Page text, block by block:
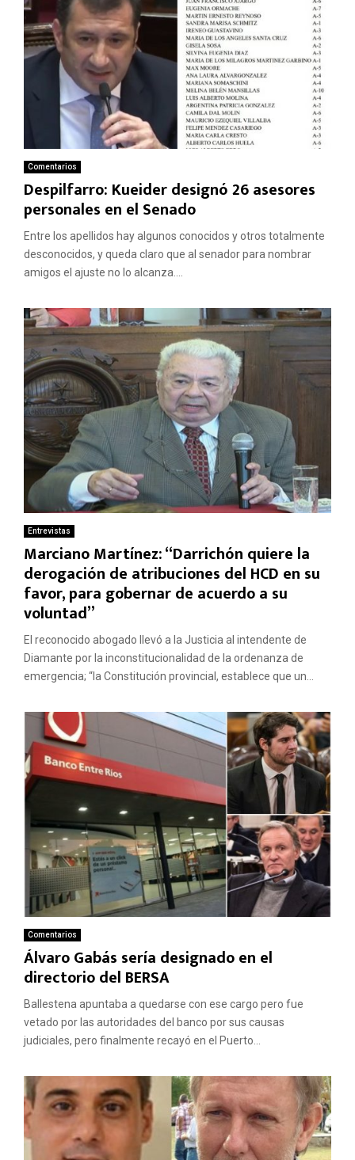
Comentarios
Despilfarro: Kueider designó 26 asesores
personales en el Senado
Entre los apellidos hay algunos conocidos y otros totalmente
desconocidos, y queda claro que al senador para nombrar
amigos el ajuste no lo alcanza....
Entrevistas
Marciano Martínez: “Darrichón quiere la
derogación de atribuciones del HCD en su
favor, para gobernar de acuerdo a su
voluntad”
El reconocido abogado llevó a la Justicia al intendente de
Diamante por la inconstitucionalidad de la ordenanza de
emergencia; “la Constitución provincial, establece que un...
Comentarios
Álvaro Gabás sería designado en el
directorio del BERSA
Ballestena apuntaba a quedarse con ese cargo pero fue
vetado por las autoridades del banco por sus causas
judiciales, pero finalmente recayó en el Puerto...